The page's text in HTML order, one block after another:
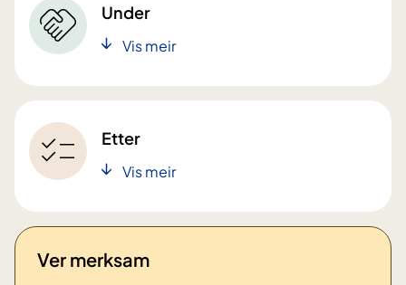
Under
Vis meir
Etter
Vis meir
Ver merksam